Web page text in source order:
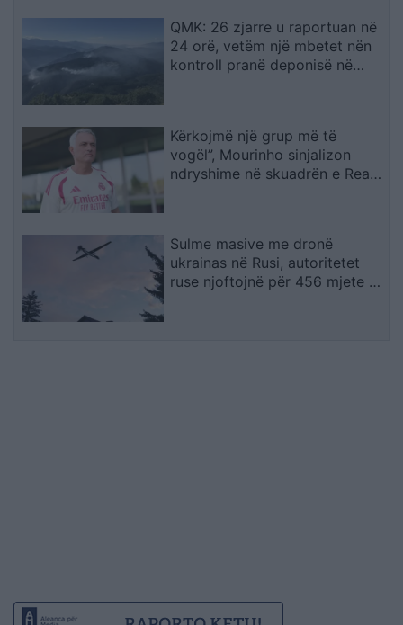
QMK: 26 zjarre u raportuan në
24 orë, vetëm një mbetet nën
kontroll pranë deponisë në
Kërkojmë një grup më të
vogël”, Mourinho sinjalizon
ndryshime në skuadrën e Real
Sulme masive me dronë
ukrainas në Rusi, autoritetet
ruse njoftojnë për 456 mjete të